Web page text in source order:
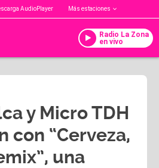
AudioPlayer Más estaciones
Radio La Zona
en vivo
y Micro TDH
con “Cerveza,
una